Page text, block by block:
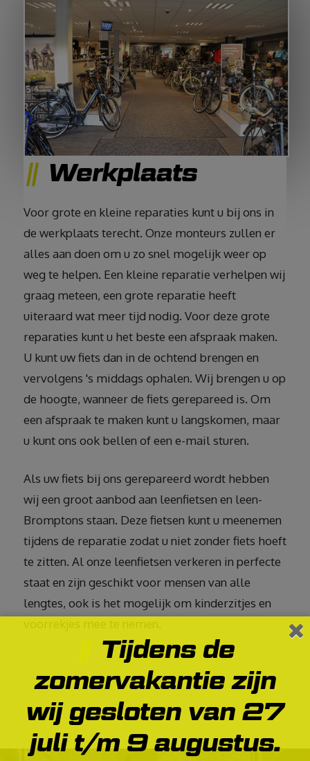
Werkplaats
Voor grote en kleine reparaties kunt u bij ons in
de werkplaats terecht. Onze monteurs zullen er
alles aan doen om u zo snel mogelijk weer op
weg te helpen. Een kleine reparatie verhelpen wij
graag meteen, een grote reparatie heeft
uiteraard wat meer tijd nodig. Voor deze grote
reparaties kunt u het beste een afspraak maken.
U kunt uw fiets dan in de ochtend brengen en
vervolgens 's middags ophalen. Wij brengen u op
de hoogte, wanneer de fiets gerepareed is. Om
een afspraak te maken kunt u langskomen, maar
u kunt ons ook bellen of een e-mail sturen.
Als uw fiets bij ons gerepareerd wordt hebben
wij een groot aanbod aan leenfietsen en leen-
Bromptons staan. Deze fietsen kunt u meenemen
tijdens de reparatie zodat u niet zonder fiets hoeft
te zitten. Al onze leenfietsen verkeren in perfecte
staat en zijn geschikt voor mensen van alle
lengtes, ook is het mogelijk om kinderzitjes en
Tijdens de
zomervakantie zijn
wij gesloten van 27
juli t/m 9 augustus.